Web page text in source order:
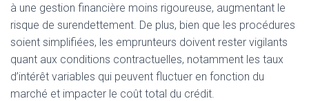
à une gestion financière moins rigoureuse, augmentant le
risque de surendettement. De plus, bien que les procédures
soient simplifiées, les emprunteurs doivent rester vigilants
quant aux conditions contractuelles, notamment les taux
d’intérêt variables qui peuvent fluctuer en fonction du
marché et impacter le coût total du crédit.